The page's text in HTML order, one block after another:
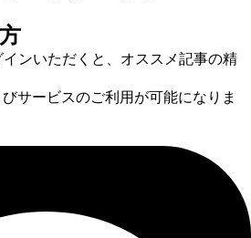
ンいただくと、オススメ記事の精
サービスのご利用が可能になりま